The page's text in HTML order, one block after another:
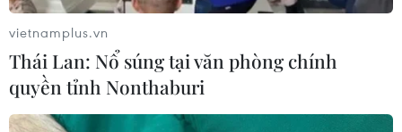
10/08/2026 09:47
Vietnam Airlines đã chuyên chở 7,5
triệu khách đường bay Việt Nam-
Australia
vietnamplus.vn
Thái Lan: Nổ súng tại văn phòng chính
quyền tỉnh Nonthaburi